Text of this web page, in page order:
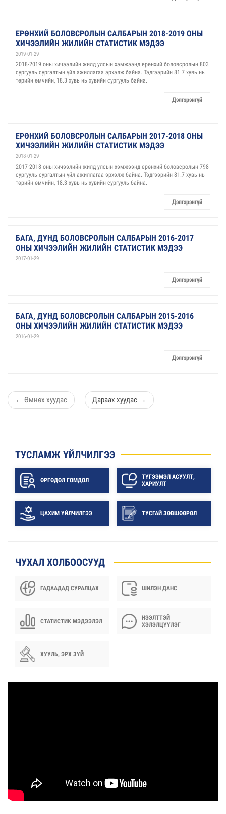
ЕРӨНХИЙ БОЛОВСРОЛЫН САЛБАРЫН 2018-2019 ОНЫ
ХИЧЭЭЛИЙН ЖИЛИЙН СТАТИСТИК МЭДЭЭ
2019-01-29
2018-2019 оны хичээлийн жилд улсын хэмжээнд ерөнхий боловсролын 803
сургууль сургалтын үйл ажиллагаа эрхэлж байна. Тэдгээрийн 81.7 хувь нь
төрийн өмчийн, 18.3 хувь нь хувийн сургууль байна.
Дэлгэрэнгүй
ЕРӨНХИЙ БОЛОВСРОЛЫН САЛБАРЫН 2017-2018 ОНЫ
ХИЧЭЭЛИЙН ЖИЛИЙН СТАТИСТИК МЭДЭЭ
2018-01-29
2017-2018 оны хичээлийн жилд улсын хэмжээнд ерөнхий боловсролын 798
сургууль сургалтын үйл ажиллагаа эрхэлж байна. Тэдгээрийн 81.7 хувь нь
төрийн өмчийн, 18.3 хувь нь хувийн сургууль байна.
Дэлгэрэнгүй
БАГА, ДУНД БОЛОВСРОЛЫН САЛБАРЫН 2016-2017
ОНЫ ХИЧЭЭЛИЙН ЖИЛИЙН СТАТИСТИК МЭДЭЭ
2017-01-29
Дэлгэрэнгүй
БАГА, ДУНД БОЛОВСРОЛЫН САЛБАРЫН 2015-2016
ОНЫ ХИЧЭЭЛИЙН ЖИЛИЙН СТАТИСТИК МЭДЭЭ
2016-01-29
Дэлгэрэнгүй
← Өмнөх хуудас Дараах хуудас →
ТУСЛАМЖ ҮЙЛЧИЛГЭЭ
ӨРГӨДӨЛ ГОМДОЛ
ТҮГЭЭМЭЛ АСУУЛТ,
ХАРИУЛТ
ЦАХИМ ҮЙЛЧИЛГЭЭ ТУСГАЙ ЗӨВШӨӨРӨЛ
ЧУХАЛ ХОЛБООСУУД
ГАДААДАД СУРАЛЦАХ ШИЛЭН ДАНС
СТАТИСТИК МЭДЭЭЛЭЛ
НЭЭЛТТЭЙ
ХЭЛЭЛЦҮҮЛЭГ
ХУУЛЬ, ЭРХ ЗҮЙ